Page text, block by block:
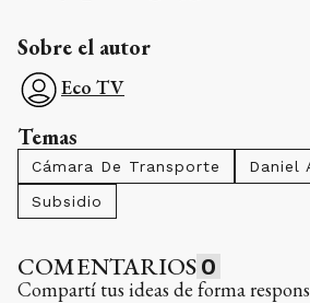
Sobre el autor
Eco TV
Temas
Cámara De Transporte
Daniel
Subsidio
COMENTARIOS 0
Compartí tus ideas de forma